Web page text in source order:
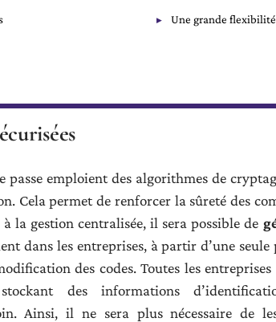
Une grande flexibilité
passe emploient des algorithmes de
Cela permet de renforcer la sûreté des
la gestion centralisée, il sera possible de
dans les entreprises, à partir d’une
des codes. Toutes les entreprises
des informations
Ainsi, il ne sera plus nécessaire de